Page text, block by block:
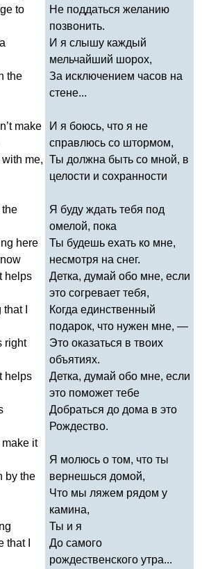
to
a
the
’t make
with me,
the
here
helps
that
right
helps
make it
by the
that
Не поддаться желанию
позвонить.
И я слышу каждый
мельчайший шорох,
За исключением часов на
стене...
И я боюсь, что я не
справлюсь со штормом,
Ты должна быть со мной, в
целости и сохранности
Я буду ждать тебя под
омелой, пока
Ты будешь ехать ко мне,
несмотря на снег.
Детка, думай обо мне, если
это согревает тебя,
Когда единственный
подарок, что нужен мне, —
Это оказаться в твоих
объятиях.
Детка, думай обо мне, если
это поможет тебе
Добраться до дома в это
Рождество.
Я молюсь о том, что ты
вернешься домой,
Что мы ляжем рядом у
камина,
Ты и я
До самого
рождественского утра...